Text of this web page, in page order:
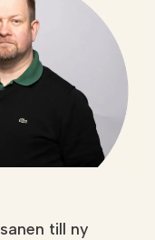
till ny